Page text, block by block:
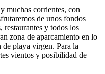
muchas corrientes, con
de unos fondos
restaurantes y todos los
zona de aparcamiento en lo
playa virgen. Para la
vientos y posibilidad de